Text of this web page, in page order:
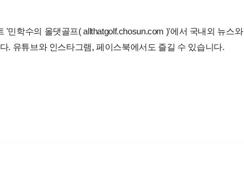
'민학수의 올댓골프( allthatgolf.chosun.com )'에서 국내외 뉴스
. 유튜브와 인스타그램, 페이스북에서도 즐길 수 있습니다.